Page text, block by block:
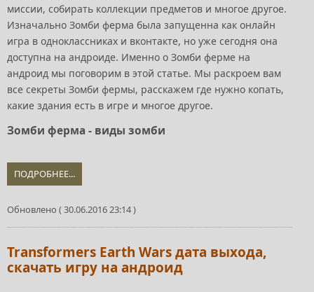
миссии, собирать коллекции предметов и многое другое.
Изначально Зомби ферма была запущенна как онлайн
игра в одноклассниках и вконтакте, но уже сегодня она
доступна на андроиде. Именно о Зомби ферме на
андроид мы поговорим в этой статье. Мы раскроем вам
все секреты Зомби фермы, расскажем где нужно копать,
какие здания есть в игре и многое другое.
Зомби ферма - виды зомби
ПОДРОБНЕЕ...
Обновлено ( 30.06.2016 23:14 )
Transformers Earth Wars дата выхода,
скачать игру на андроид